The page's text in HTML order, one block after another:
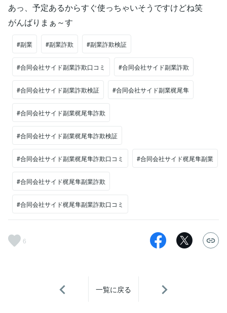
あっ、予定あるからすぐ使っちゃいそうですけどね笑
がんばりまぁ～す
#副業 #副業詐欺 #副業詐欺検証
#合同会社サイド副業詐欺口コミ #合同会社サイド副業詐欺
#合同会社サイド副業詐欺検証 #合同会社サイド副業梶尾隼
#合同会社サイド副業梶尾隼詐欺
#合同会社サイド副業梶尾隼詐欺検証
#合同会社サイド副業梶尾隼詐欺口コミ #合同会社サイド梶尾隼副業
#合同会社サイド梶尾隼副業詐欺
#合同会社サイド梶尾隼副業詐欺口コミ
6
一覧に戻る